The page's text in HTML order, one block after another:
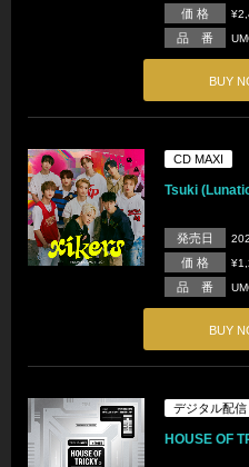
価 格
品 番
BUY
CD MAXI
Tsuki
発売日
価 格
品 番
BUY
デジタル配信
HOUSE OF